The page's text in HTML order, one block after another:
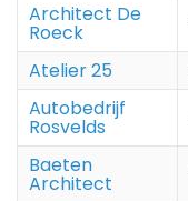
Architect De
Roeck
Atelier 25
Autobedrijf
Rosvelds
Baeten
Architect